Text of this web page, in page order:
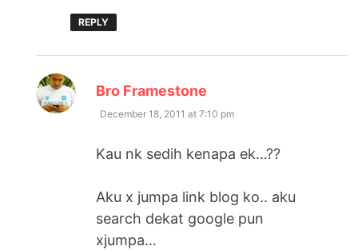
REPLY
Bro Framestone
December 18, 2011 at 7:10 pm
Kau nk sedih kenapa ek…??
Aku x jumpa link blog ko.. aku
search dekat google pun
xjumpa…